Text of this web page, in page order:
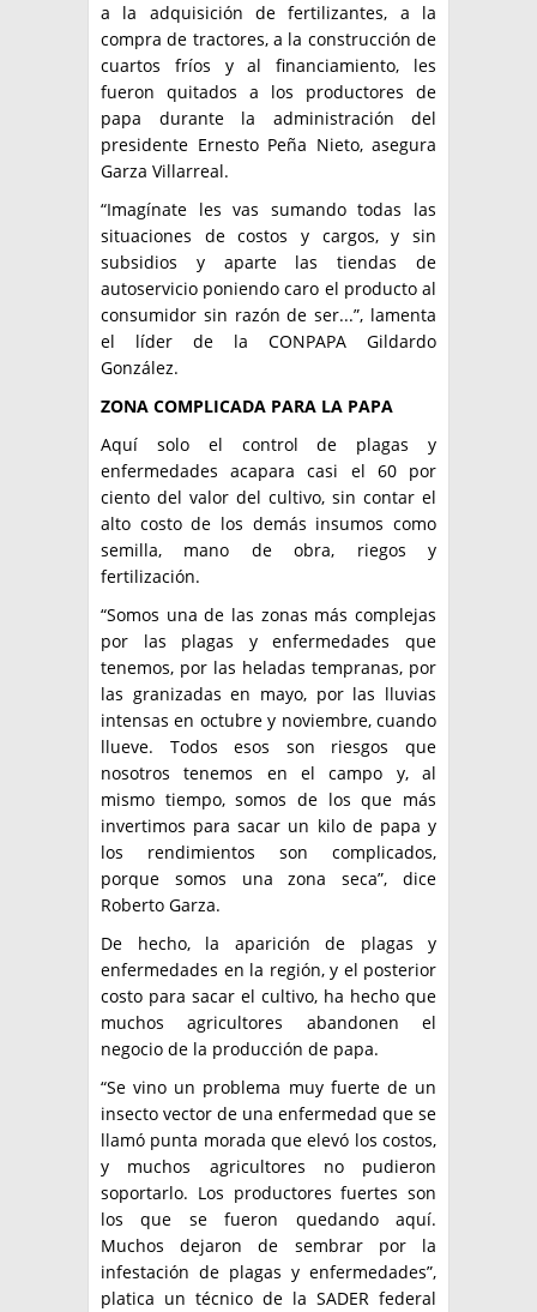
a la adquisición de fertilizantes, a la
compra de tractores, a la construcción de
cuartos fríos y al financiamiento, les
fueron quitados a los productores de
papa durante la administración del
presidente Ernesto Peña Nieto, asegura
Garza Villarreal.
“Imagínate les vas sumando todas las
situaciones de costos y cargos, y sin
subsidios y aparte las tiendas de
autoservicio poniendo caro el producto al
consumidor sin razón de ser...”, lamenta
el líder de la CONPAPA Gildardo
González.
ZONA COMPLICADA PARA LA PAPA
Aquí solo el control de plagas y
enfermedades acapara casi el 60 por
ciento del valor del cultivo, sin contar el
alto costo de los demás insumos como
semilla, mano de obra, riegos y
fertilización.
“Somos una de las zonas más complejas
por las plagas y enfermedades que
tenemos, por las heladas tempranas, por
las granizadas en mayo, por las lluvias
intensas en octubre y noviembre, cuando
llueve. Todos esos son riesgos que
nosotros tenemos en el campo y, al
mismo tiempo, somos de los que más
invertimos para sacar un kilo de papa y
los rendimientos son complicados,
porque somos una zona seca”, dice
Roberto Garza.
De hecho, la aparición de plagas y
enfermedades en la región, y el posterior
costo para sacar el cultivo, ha hecho que
muchos agricultores abandonen el
negocio de la producción de papa.
“Se vino un problema muy fuerte de un
insecto vector de una enfermedad que se
llamó punta morada que elevó los costos,
y muchos agricultores no pudieron
soportarlo. Los productores fuertes son
los que se fueron quedando aquí.
Muchos dejaron de sembrar por la
infestación de plagas y enfermedades”,
platica un técnico de la SADER federal